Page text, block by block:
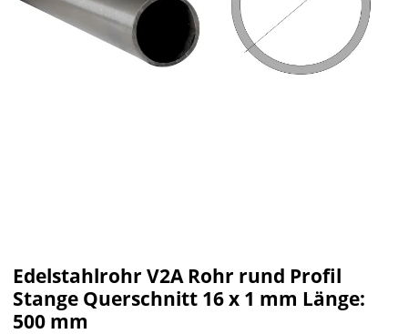
Edelstahlrohr V2A Rohr rund Profil
Stange Querschnitt 16 x 1 mm Länge:
500 mm